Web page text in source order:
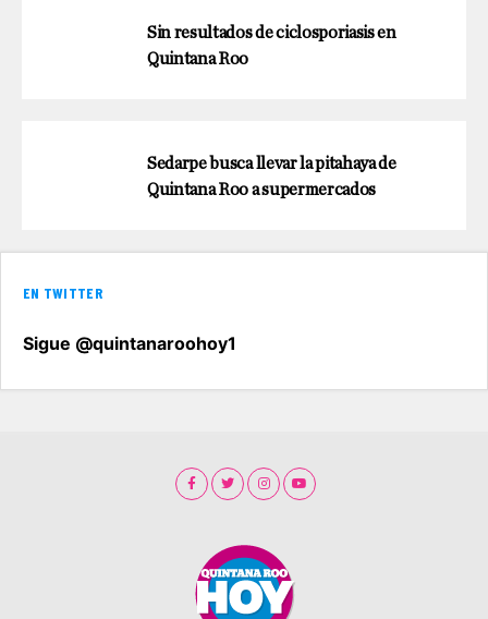
Sin resultados de ciclosporiasis en
Quintana Roo
Sedarpe busca llevar la pitahaya de
Quintana Roo a supermercados
EN TWITTER
Sigue @quintanaroohoy1